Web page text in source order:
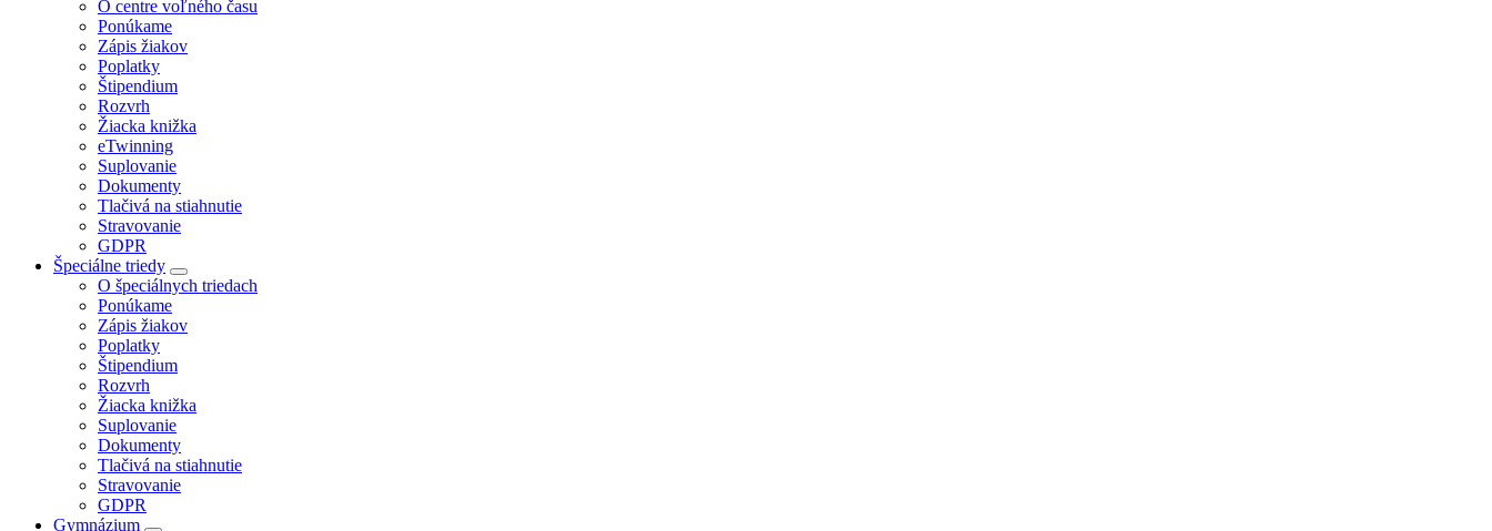
O centre voľného času
Ponúkame
Zápis žiakov
Poplatky
Štipendium
Rozvrh
Žiacka knižka
eTwinning
Suplovanie
Dokumenty
Tlačivá na stiahnutie
Stravovanie
GDPR
Špeciálne triedy
O špeciálnych triedach
Ponúkame
Zápis žiakov
Poplatky
Štipendium
Rozvrh
Žiacka knižka
Suplovanie
Dokumenty
Tlačivá na stiahnutie
Stravovanie
GDPR
Gymnázium